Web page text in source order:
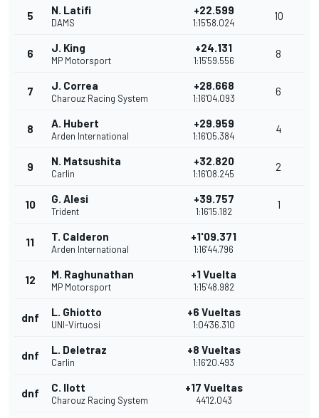
5 N. Latifi
DAMS
+22.599
1:15'58.024
10
6 J. King
MP Motorsport
+24.131
1:15'59.556
8
7 J. Correa
Charouz Racing System
+28.668
1:16'04.093
6
8 A. Hubert
Arden International
+29.959
1:16'05.384
4
9 N. Matsushita
Carlin
+32.820
1:16'08.245
2
10 G. Alesi
Trident
+39.757
1:16'15.182
1
11 T. Calderon
Arden International
+1'09.371
1:16'44.796
12 M. Raghunathan
MP Motorsport
+1 Vuelta
1:15'48.982
dnf L. Ghiotto
UNI-Virtuosi
+6 Vueltas
1:04'36.310
dnf L. Deletraz
Carlin
+8 Vueltas
1:16'20.493
dnf C. Ilott
Charouz Racing System
+17 Vueltas
44'12.043